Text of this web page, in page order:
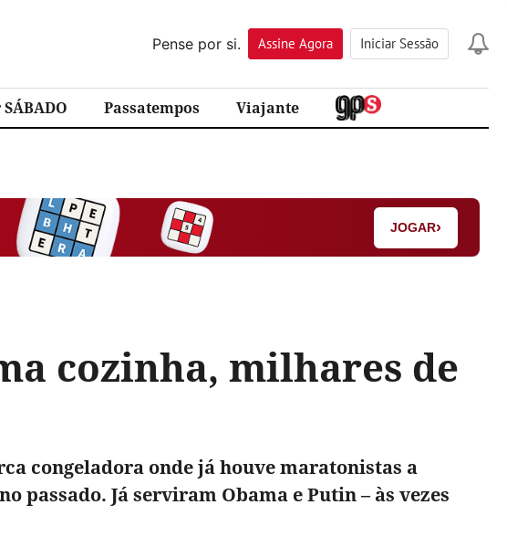
Pense por si.
Assine Agora Iniciar Sessão
Passatempos Viajante
JOGAR›
cozinha, milhares de
congeladora onde já houve maratonistas a
passado. Já serviram Obama e Putin – às vezes